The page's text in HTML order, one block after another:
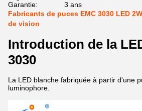
Garantie:
3 ans
Fabricants de puces EMC 3030 LED
de vision
Introduction de la
3030
La LED blanche fabriquée à partir d'une
luminophore.